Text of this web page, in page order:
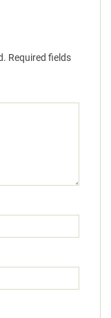
Required fields